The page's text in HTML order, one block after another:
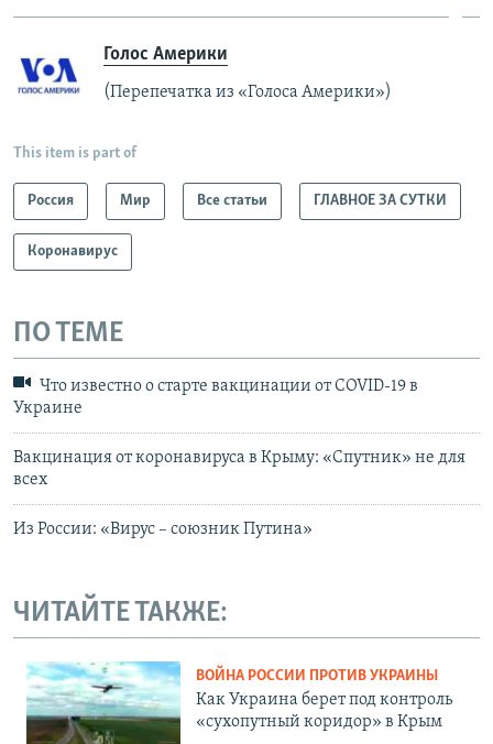
Голос Америки
(Перепечатка из «Голоса Америки»)
This item is part of
Россия Мир Все статьи ГЛАВНОЕ ЗА СУТКИ
Коронавирус
ПО ТЕМЕ
Что известно о старте вакцинации от COVID-19 в
Украине
Вакцинация от коронавируса в Крыму: «Спутник» не для
всех
Из России: «Вирус – союзник Путина»
ЧИТАЙТЕ ТАКЖЕ:
ВОЙНА РОССИИ ПРОТИВ УКРАИНЫ
Как Украина берет под контроль
«сухопутный коридор» в Крым